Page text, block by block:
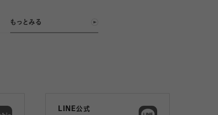
もっとみる
LINE公式